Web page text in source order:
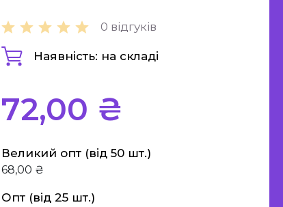
0 відгуків
Наявність: на складі
72,00 ₴
Великий опт (від 50 шт.)
68,00 ₴
Опт (від 25 шт.)
література
вашу тисячу з користю
Для дітей
Для дорослих